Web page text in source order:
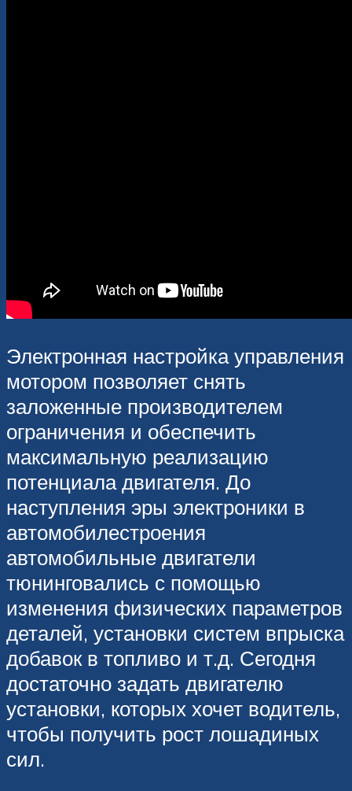
Электронная настройка управления
мотором позволяет снять
заложенные производителем
ограничения и обеспечить
максимальную реализацию
потенциала двигателя. До
наступления эры электроники в
автомобилестроения
автомобильные двигатели
тюнинговались с помощью
изменения физических параметров
деталей, установки систем впрыска
добавок в топливо и т.д. Сегодня
достаточно задать двигателю
установки, которых хочет водитель,
чтобы получить рост лошадиных
сил.